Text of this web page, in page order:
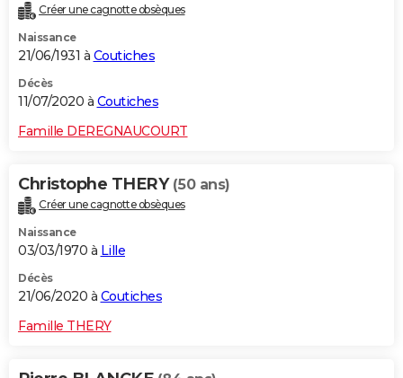
Créer une cagnotte obsèques
Naissance
21/06/1931 à Coutiches
Décès
11/07/2020 à Coutiches
Famille DEREGNAUCOURT
Christophe THERY (50 ans)
Créer une cagnotte obsèques
Naissance
03/03/1970 à Lille
Décès
21/06/2020 à Coutiches
Famille THERY